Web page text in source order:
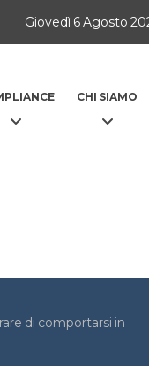
Giovedì 6 Agosto
CHI SIAMO
di comportarsi in